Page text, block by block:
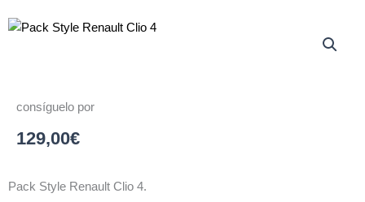
consíguelo por
129,00€
Pack Style Renault Clio 4.